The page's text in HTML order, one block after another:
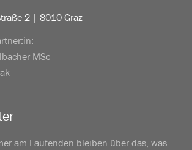
2 | 8010 Graz
MSc
am Laufenden bleiben über das, was